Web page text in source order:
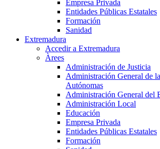
Empresa Privada
Entidades Públicas Estatales
Formación
Sanidad
Extremadura
Accedir a Extremadura
Àrees
Administración de Justicia
Administración General de
Autónomas
Administración General del
Administración Local
Educación
Empresa Privada
Entidades Públicas Estatales
Formación